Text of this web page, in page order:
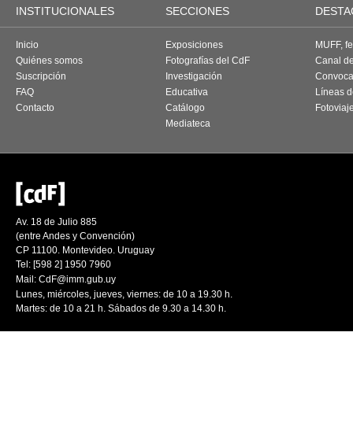
INSTITUCIONALES SECCIONES
Inicio
Quiénes somos
Suscripción
FAQ
Contacto
Exposiciones
Fotografías del CdF
Investigación
Educativa
Catálogo
Mediateca
MUFF,
Canal
Líneas
Av. 18 de Julio 885
(entre Andes y Convención)
CP 11100. Montevideo. Uruguay
Tel: [598 2] 1950 7960
Mail: CdF@imm.gub.uy
Lunes, miércoles, jueves, viernes: de 10 a 19.30 h.
Martes: de 10 a 21 h. Sábados de 9.30 a 14.30 h.